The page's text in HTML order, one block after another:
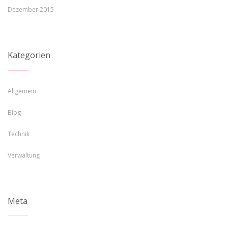
Dezember 2015
Kategorien
Allgemein
Blog
Technik
Verwaltung
Meta